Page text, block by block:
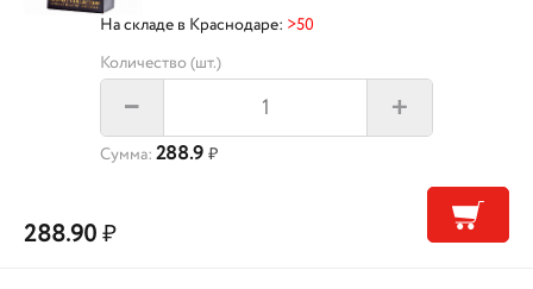
На складе в Краснодаре: >50
Количество (шт.)
– +
Сумма: 288.9 ₽
288.90₽